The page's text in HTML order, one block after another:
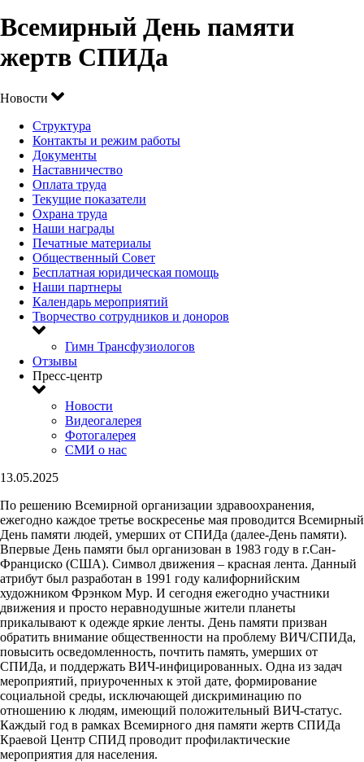
Всемирный День памяти
жертв СПИДа
Новости
Структура
Контакты и режим работы
Документы
Наставничество
Оплата труда
Текущие показатели
Охрана труда
Наши награды
Печатные материалы
Общественный Совет
Бесплатная юридическая помощь
Наши партнеры
Календарь мероприятий
Творчество сотрудников и доноров
Гимн Трансфузиологов
Отзывы
Пресс-центр
Новости
Видеогалерея
Фотогалерея
СМИ о нас
13.05.2025
По решению Всемирной организации здравоохранения,
ежегодно каждое третье воскресенье мая проводится Всемирный
День памяти людей, умерших от СПИДа (далее-День памяти).
Впервые День памяти был организован в 1983 году в г.Сан-
Франциско (США). Символ движения – красная лента. Данный
атрибут был разработан в 1991 году калифорнийским
художником Фрэнком Мур. И сегодня ежегодно участники
движения и просто неравнодушные жители планеты
прикалывают к одежде яркие ленты. День памяти призван
обратить внимание общественности на проблему ВИЧ/СПИДа,
повысить осведомленность, почтить память, умерших от
СПИДа, и поддержать ВИЧ-инфицированных. Одна из задач
мероприятий, приуроченных к этой дате, формирование
социальной среды, исключающей дискриминацию по
отношению к людям, имеющий положительный ВИЧ-статус.
Каждый год в рамках Всемирного дня памяти жертв СПИДа
Краевой Центр СПИД проводит профилактические
мероприятия для населения.